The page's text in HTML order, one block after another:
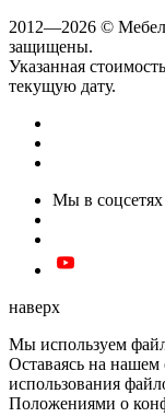
2012—2026 ©
защищены.
Указанная
текущую дату.
Мы в соцсетях
наверх
Мы используем
Оставаясь на нашем
использования
Положениями о